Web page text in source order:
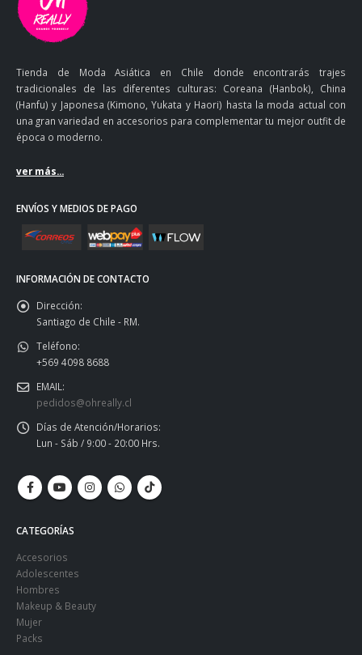
Tienda de Moda Asiática en Chile donde encontrarás trajes
tradicionales de las diferentes culturas: Coreana (Hanbok), China
(Hanfu) y Japonesa (Kimono, Yukata y Haori) hasta la moda actual con
una gran variedad en accesorios para complementar tu mejor outfit de
época o moderno.
ver más...
ENVÍOS Y MEDIOS DE PAGO
INFORMACIÓN DE CONTACTO
Dirección:
Santiago de Chile - RM.
Teléfono:
+569 4098 8688
EMAIL:
pedidos@ohreally.cl
Días de Atención/Horarios:
Lun - Sáb / 9:00 - 20:00 Hrs.
CATEGORÍAS
Accesorios
Adolescentes
Hombres
Makeup & Beauty
Mujer
Packs